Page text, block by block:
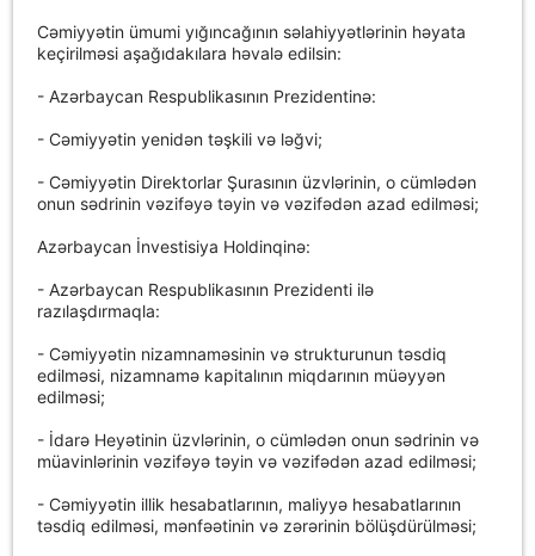
Cəmiyyətin ümumi yığıncağının səlahiyyətlərinin həyata
keçirilməsi aşağıdakılara həvalə edilsin:
- Azərbaycan Respublikasının Prezidentinə:
- Cəmiyyətin yenidən təşkili və ləğvi;
- Cəmiyyətin Direktorlar Şurasının üzvlərinin, o cümlədən
onun sədrinin vəzifəyə təyin və vəzifədən azad edilməsi;
Azərbaycan İnvestisiya Holdinqinə:
- Azərbaycan Respublikasının Prezidenti ilə
razılaşdırmaqla:
- Cəmiyyətin nizamnaməsinin və strukturunun təsdiq
edilməsi, nizamnamə kapitalının miqdarının müəyyən
edilməsi;
- İdarə Heyətinin üzvlərinin, o cümlədən onun sədrinin və
müavinlərinin vəzifəyə təyin və vəzifədən azad edilməsi;
- Cəmiyyətin illik hesabatlarının, maliyyə hesabatlarının
təsdiq edilməsi, mənfəətinin və zərərinin bölüşdürülməsi;